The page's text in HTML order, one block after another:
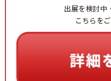
出展を検討中
こちらを